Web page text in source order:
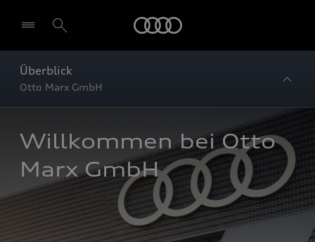
Überblick
Otto Marx GmbH
Willkommen bei Otto
Marx GmbH